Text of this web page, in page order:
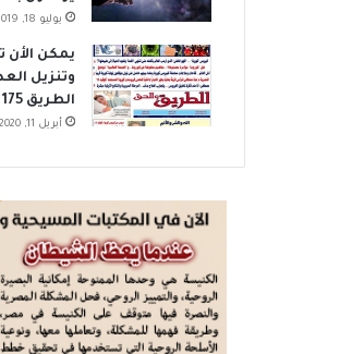
يوليو 18, 2019
يمكن الأن
وتنزيل
الطريق 175
أبريل 11, 2020